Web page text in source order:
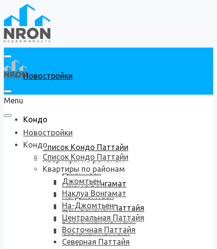
Новостройки
Кондо
Список Кондо Паттайи
Квартиры по районам
Джомтьен
Наклуа Вонгамат
На-Джомтьен
Центральная Паттайя
Восточная Паттайя
Северная Паттайя
Menu
Новостройки
Кондо
Список Кондо Паттайи
Квартиры по районам
Джомтьен
Наклуа Вонгамат
На-Джомтьен
Центральная Паттайя
Восточная Паттайя
Северная Паттайя